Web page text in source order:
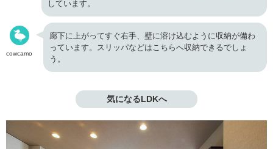
しています。
cowcamo
廊下に上がってすぐ右手、壁に溶け込むように収納が備わ
っています。スリッパなどはこちらへ収納できるでしょ
う。
気になるLDKへ